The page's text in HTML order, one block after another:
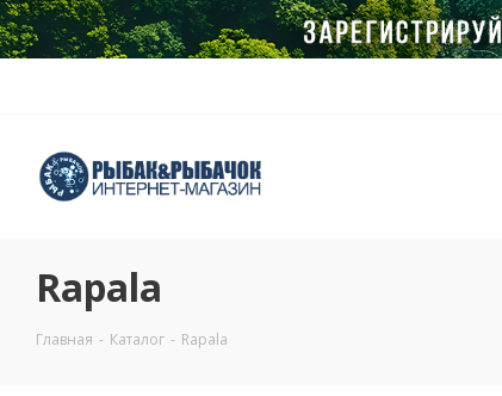
Rapala
Главная - Каталог - Rapala